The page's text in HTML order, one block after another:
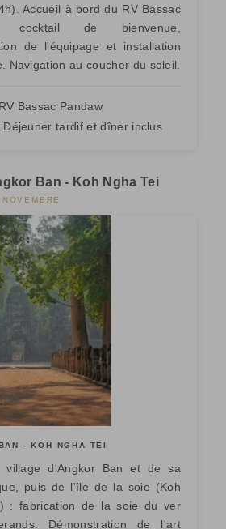
Accueil à bord du RV Bassac
cocktail de bienvenue,
de l'équipage et installation
Navigation au coucher du soleil.
RV Bassac Pandaw
Déjeuner tardif et dîner inclus
Ban - Koh Ngha Tei
- KOH NGHA TEI
village d'Angkor Ban et de sa
puis de l'île de la soie (Koh
: fabrication de la soie du ver
Démonstration de l'art